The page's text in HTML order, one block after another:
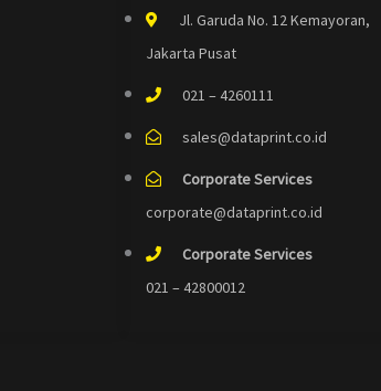
Jl. Garuda No. 12 Kemayoran,
Jakarta Pusat
021 – 4260111
sales@dataprint.co.id
Corporate Services
corporate@dataprint.co.id
Corporate Services
021 – 42800012